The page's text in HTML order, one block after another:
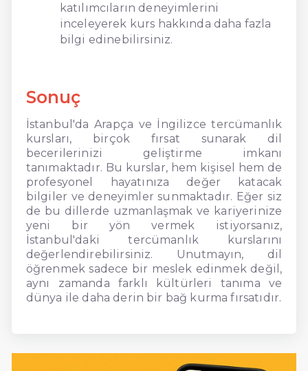
katılımcıların deneyimlerini
inceleyerek kurs hakkında daha fazla
bilgi edinebilirsiniz.
Sonuç
İstanbul'da Arapça ve İngilizce tercümanlık
kursları, birçok fırsat sunarak dil
becerilerinizi geliştirme imkanı
tanımaktadır. Bu kurslar, hem kişisel hem de
profesyonel hayatınıza değer katacak
bilgiler ve deneyimler sunmaktadır. Eğer siz
de bu dillerde uzmanlaşmak ve kariyerinize
yeni bir yön vermek istiyorsanız,
İstanbul'daki tercümanlık kurslarını
değerlendirebilirsiniz. Unutmayın, dil
öğrenmek sadece bir meslek edinmek değil,
aynı zamanda farklı kültürleri tanıma ve
dünya ile daha derin bir bağ kurma fırsatıdır.